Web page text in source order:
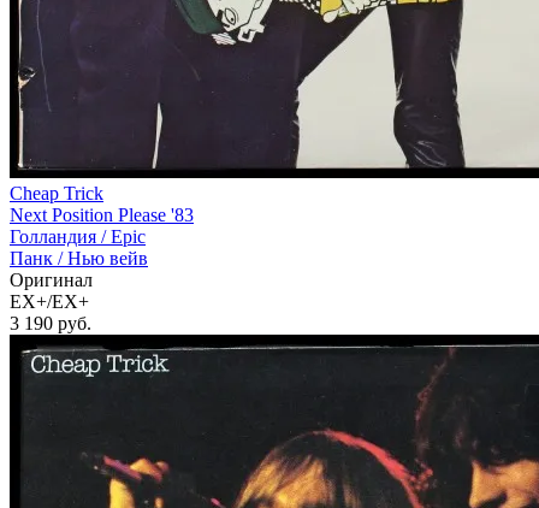
Cheap Trick
Next Position Please '83
Голландия /Epic
Панк / Нью вейв
Оригинал
EX+/EX+
3 190 руб.